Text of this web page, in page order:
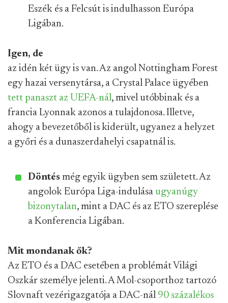
Eszék és a Felcsút is indulhasson Európa
Ligában.
Igen, de
az idén két ügy is van. Az angol Nottingham Forest
egy hazai versenytársa, a Crystal Palace ügyében
tett panaszt az UEFA-nál, mivel utóbbinak és a
francia Lyonnak azonos a tulajdonosa. Illetve,
ahogy a bevezetőből is kiderült, ugyanez a helyzet
a győri és a dunaszerdahelyi csapatnál is.
Döntés még egyik ügyben sem született. Az
angolok Európa Liga-indulása ugyanúgy
bizonytalan, mint a DAC és az ETO szereplése
a Konferencia Ligában.
Mit mondanak ők?
Az ETO és a DAC esetében a problémát Világi
Oszkár személye jelenti. A Mol-csoporthoz tartozó
Slovnaft vezérigazgatója a DAC-nál 90 százalékos